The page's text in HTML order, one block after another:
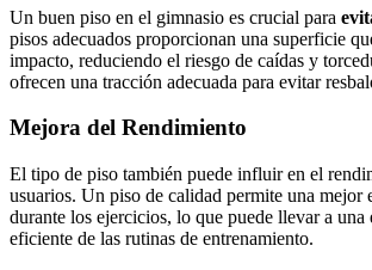
Un buen piso en el gimnasio es crucial para
pisos adecuados proporcionan una superficie
impacto, reduciendo el riesgo de caídas y
ofrecen una tracción adecuada para evitar
Mejora del Rendimiento
El tipo de piso también puede influir en el
usuarios. Un piso de calidad permite una mejor
durante los ejercicios, lo que puede llevar a una
eficiente de las rutinas de entrenamiento.